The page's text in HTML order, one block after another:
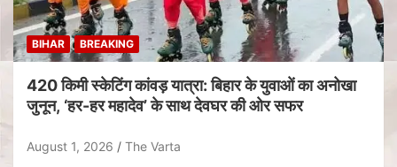
BIHAR BREAKING
420 किमी स्केटिंग कांवड़ यात्रा: बिहार के युवाओं का अनोखा
जुनून, ‘हर-हर महादेव’ के साथ देवघर की ओर सफर
August 1, 2026 The Varta